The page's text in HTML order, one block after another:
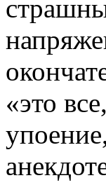
«это